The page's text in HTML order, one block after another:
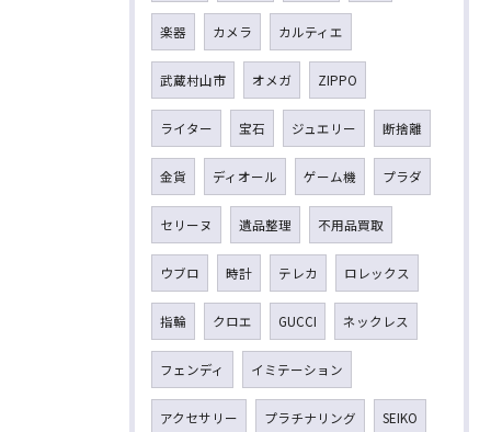
楽器 カメラ カルティエ
武蔵村山市 オメガ ZIPPO
ライター 宝石 ジュエリー 断捨離
金貨 ディオール ゲーム機 プラダ
セリーヌ 遺品整理 不用品買取
ウブロ 時計 テレカ ロレックス
指輪 クロエ GUCCI ネックレス
フェンディ イミテーション
アクセサリー プラチナリング SEIKO